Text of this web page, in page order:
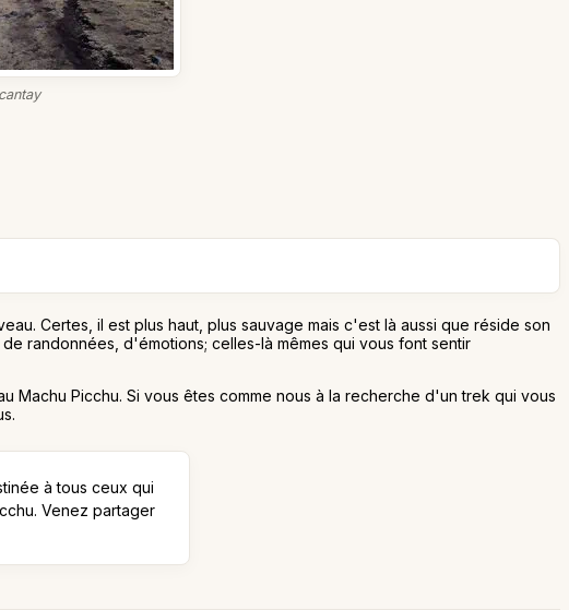
Certes, il est plus haut, plus sauvage mais c'est là aussi que réside son
randonnées, d'émotions; celles-là mêmes qui vous font sentir
Picchu. Si vous êtes comme nous à la recherche d'un trek qui vous
à tous ceux qui
Venez partager